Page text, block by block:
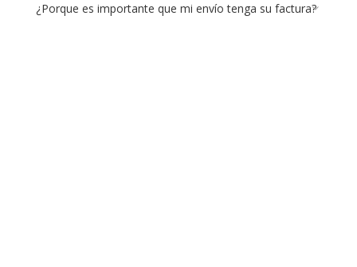
¿Porque es importante que mi envío tenga su factura?